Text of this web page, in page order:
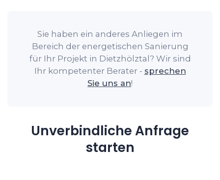
Sie haben ein anderes Anliegen im
Bereich der energetischen Sanierung
für Ihr Projekt in Dietzhölztal? Wir sind
Ihr kompetenter Berater - sprechen
Sie uns an!
Unverbindliche Anfrage
starten